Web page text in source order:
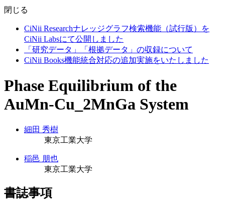
閉じる
CiNii Researchナレッジグラフ検索機能（試行版）を
CiNii Labsにて公開しました
「研究データ」「根拠データ」の収録について
CiNii Books機能統合対応の追加実施をいたしました
Phase Equilibrium of the
AuMn-Cu_2MnGa System
細田 秀樹
東京工業大学
稲邑 朋也
東京工業大学
書誌事項